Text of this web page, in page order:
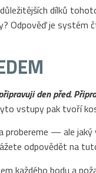
dílků
Odpověď je systém
den před.
vstupy pak tvoří
— ale jaký
odpovědět na
každého bodu a